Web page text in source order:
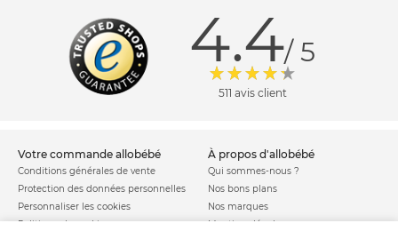
4.4/ 5
511 avis client
votre commande allobébé
Conditions générales de vente
Protection des données personnelles
Personnaliser les cookies
Politique de cookies
à propos d'allobébé
Qui sommes-nous ?
Nos bons plans
Nos marques
Mentions légales